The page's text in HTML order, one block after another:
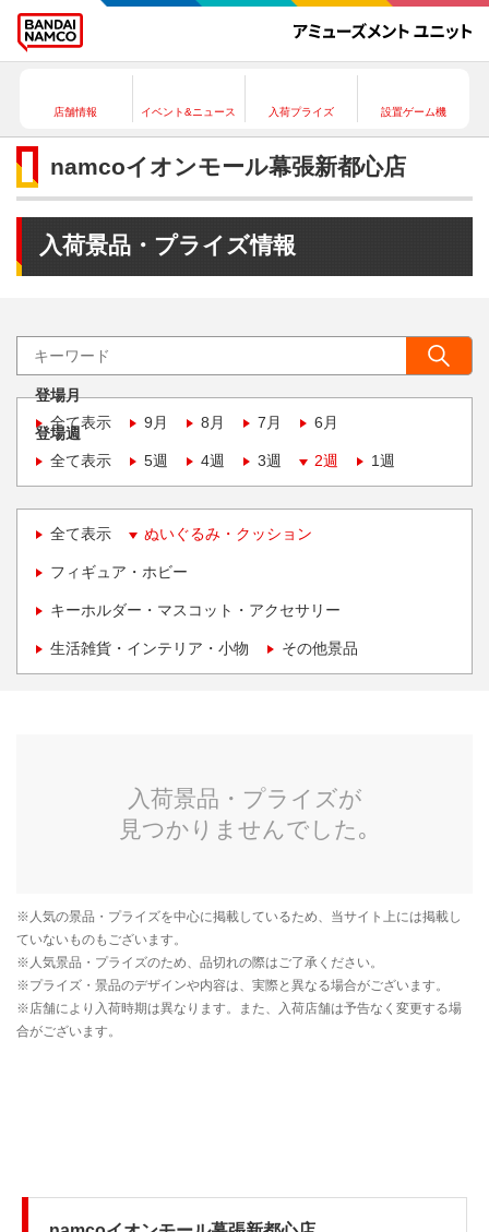
店舗情報 イベント&ニュース 入荷プライズ 設置ゲーム機
namcoイオンモール幕張新都心店
入荷景品・プライズ情報
登場月
全て表示
9月 8月 7月 6月
登場週
全て表示
5週 4週 3週 2週 1週
全て表示 ぬいぐるみ・クッション
フィギュア・ホビー
キーホルダー・マスコット・アクセサリー
生活雑貨・インテリア・小物 その他景品